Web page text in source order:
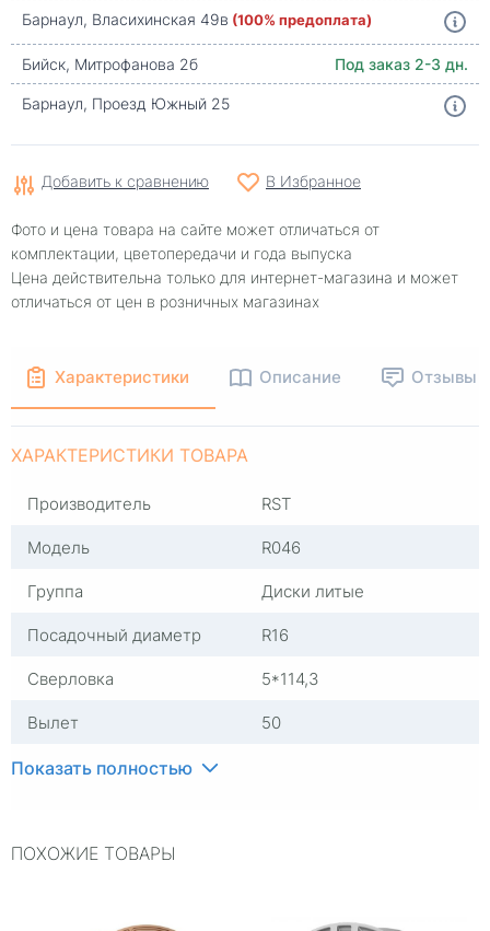
Барнаул, Власихинская 49в (100% предоплата)
Бийск, Митрофанова 2б
Под заказ 2-3 дн.
Барнаул, Проезд Южный 25
Добавить к сравнению В Избранное
Фото и цена товара на сайте может отличаться от
комплектации, цветопередачи и года выпуска
Цена действительна только для интернет-магазина и может
отличаться от цен в розничных магазинах
Характеристики Описание Отзывы
ХАРАКТЕРИСТИКИ ТОВАРА
Производитель
RST
Модель
R046
Группа
Диски литые
Посадочный диаметр
R16
Сверловка
5*114,3
Вылет
50
ЦО
Тип диска
Показать полностью
ПОХОЖИЕ ТОВАРЫ